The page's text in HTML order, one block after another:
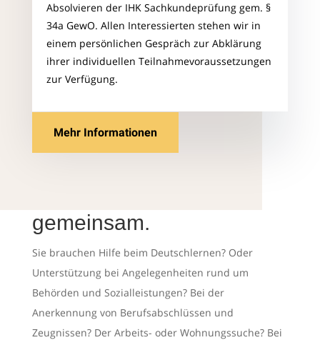
Absolvieren der IHK Sachkundeprüfung gem. §
34a GewO. Allen Interessierten stehen wir in
einem persönlichen Gespräch zur Abklärung
ihrer individuellen Teilnahmevoraussetzungen
zur Verfügung.
Mehr Informationen
gemeinsam.
Sie brauchen Hilfe beim Deutschlernen? Oder
Unterstützung bei Angelegenheiten rund um
Behörden und Sozialleistungen? Bei der
Anerkennung von Berufsabschlüssen und
Zeugnissen? Der Arbeits- oder Wohnungssuche? Bei